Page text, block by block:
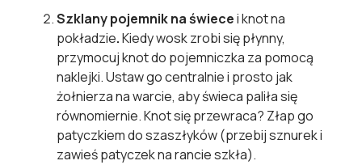
Szklany pojemnik na świecei knot na
pokładzie.Kiedy wosk zrobi się płynny,
przymocuj knot do pojemniczka za pomocą
naklejki. Ustaw go centralnie i prosto jak
żołnierza na warcie, aby świeca paliła się
równomiernie. Knot się przewraca? Złap go
patyczkiem do szaszłyków (przebij sznurek i
zawieś patyczek na rancie szkła).